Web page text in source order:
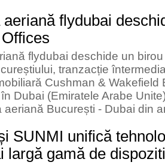
flydubai
flydubai deschide un
tranzacție
Cushman & Wakefield
Dubai (Emiratele Arabe
aeriană București - Dubai din
SUNMI unifică
largă gamă de